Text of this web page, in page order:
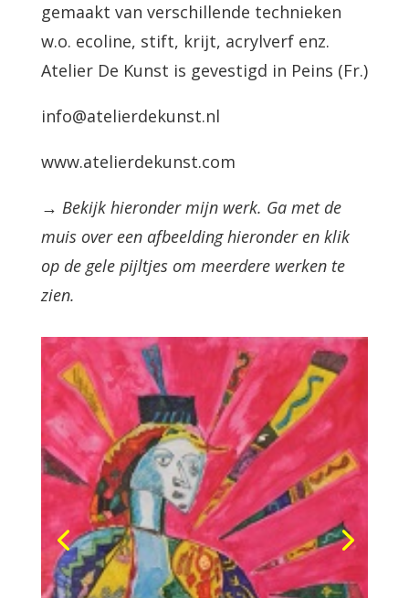
gemaakt van verschillende technieken
w.o. ecoline, stift, krijt, acrylverf enz.
Atelier De Kunst is gevestigd in Peins (Fr.)
info@atelierdekunst.nl
www.atelierdekunst.com
→ Bekijk hieronder mijn werk. Ga met de
muis over een afbeelding hieronder en klik
op de gele pijltjes om meerdere werken te
zien.